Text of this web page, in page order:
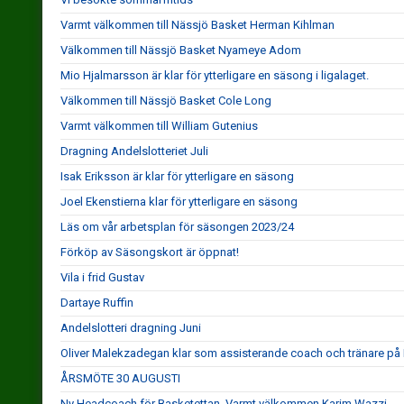
Varmt välkommen till Nässjö Basket Herman Kihlman
Välkommen till Nässjö Basket Nyameye Adom
Mio Hjalmarsson är klar för ytterligare en säsong i ligalaget.
Välkommen till Nässjö Basket Cole Long
Varmt välkommen till William Gutenius
Dragning Andelslotteriet Juli
Isak Eriksson är klar för ytterligare en säsong
Joel Ekenstierna klar för ytterligare en säsong
Läs om vår arbetsplan för säsongen 2023/24
Förköp av Säsongskort är öppnat!
Vila i frid Gustav
Dartaye Ruffin
Andelslotteri dragning Juni
Oliver Malekzadegan klar som assisterande coach och tränare på
ÅRSMÖTE 30 AUGUSTI